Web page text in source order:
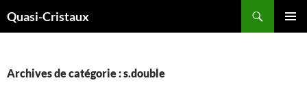
auQuasi-Cristaux
Archives de catégorie : s.double